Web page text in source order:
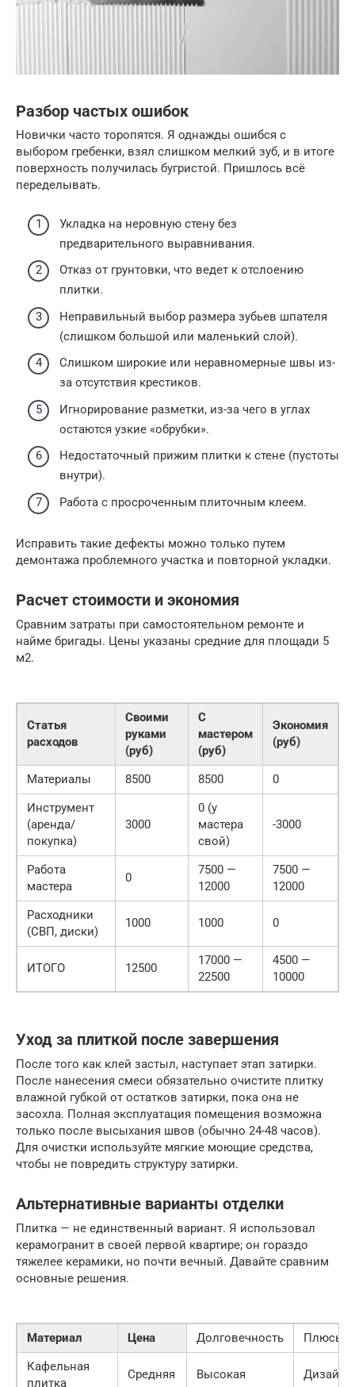
Разбор частых ошибок
Новички часто торопятся. Я однажды ошибся с
выбором гребенки, взял слишком мелкий зуб, и в итоге
поверхность получилась бугристой. Пришлось всё
переделывать.
Укладка на неровную стену без
предварительного выравнивания.
Отказ от грунтовки, что ведет к отслоению
плитки.
Неправильный выбор размера зубьев шпателя
(слишком большой или маленький слой).
Слишком широкие или неравномерные швы из-
за отсутствия крестиков.
Игнорирование разметки, из-за чего в углах
остаются узкие «обрубки».
Недостаточный прижим плитки к стене (пустоты
внутри).
Работа с просроченным плиточным клеем.
Исправить такие дефекты можно только путем
демонтажа проблемного участка и повторной укладки.
Расчет стоимости и экономия
Сравним затраты при самостоятельном ремонте и
найме бригады. Цены указаны средние для площади 5
м2.
Статья
расходов
Своими
руками
(руб)
С
мастером
(руб)
Экономия
(руб)
Материалы 8500 8500
0
Инструмент
(аренда/
покупка)
3000
0 (у
мастера
свой)
-3000
Работа
мастера
0
7500 —
12000
7500 —
12000
Расходники
(СВП, диски)
1000 1000 0
ИТОГО 12500
17000 —
22500
4500 —
10000
Уход за плиткой после завершения
После того как клей застыл, наступает этап затирки.
После нанесения смеси обязательно очистите плитку
влажной губкой от остатков затирки, пока она не
засохла. Полная эксплуатация помещения возможна
только после высыхания швов (обычно 24-48 часов).
Для очистки используйте мягкие моющие средства,
чтобы не повредить структуру затирки.
Альтернативные варианты отделки
Плитка — не единственный вариант. Я использовал
керамогранит в своей первой квартире; он гораздо
тяжелее керамики, но почти вечный. Давайте сравним
основные решения.
Материал Цена Долговечность
Плюсы
Кафельная
плитка
Средняя Высокая Дизайн,